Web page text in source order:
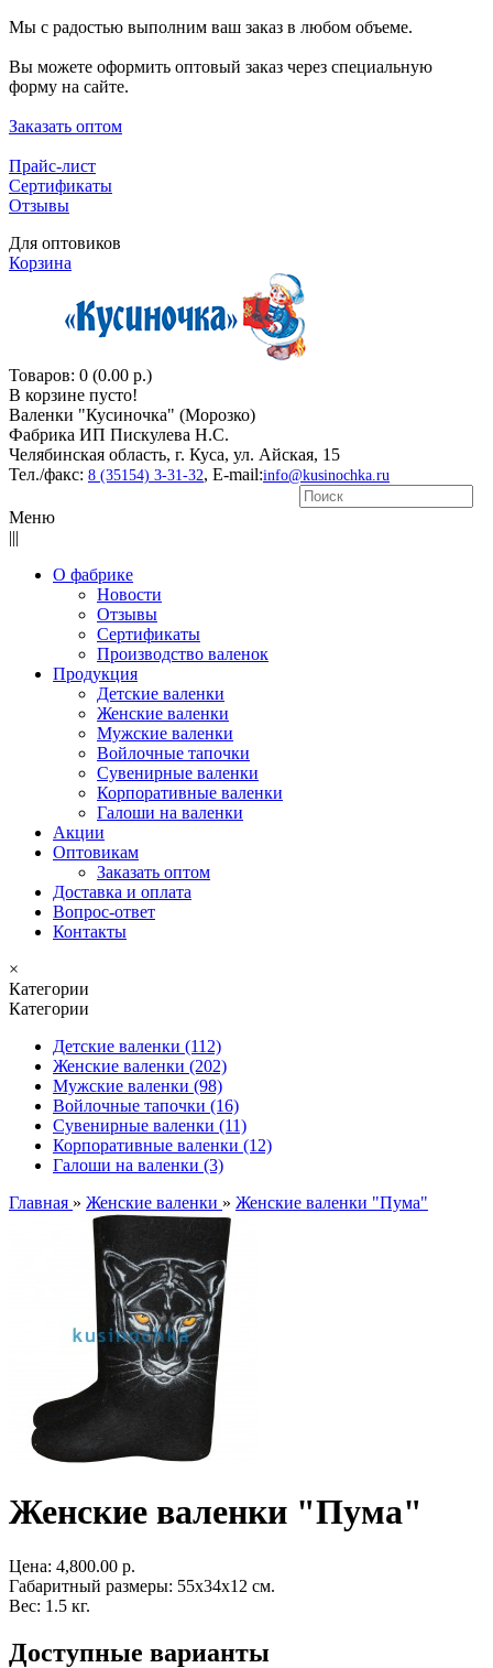
Мы с радостью выполним ваш заказ в любом объеме.
Вы можете оформить оптовый заказ через специальную
форму на сайте.
Заказать оптом
Прайс-лист
Сертификаты
Отзывы
Для оптовиков
Корзина
Товаров: 0 (0.00 р.)
В корзине пусто!
Валенки "Кусиночкa" (Морозко)
Фабрика ИП Пискулева Н.С.
Челябинская область, г. Куса, ул. Айская, 15
Тел./факс: 8 (35154) 3-31-32, E-mail:info@kusinochka.ru
Меню
|||
О фабрике
Новости
Отзывы
Сертификаты
Производство валенок
Продукция
Детские валенки
Женские валенки
Мужские валенки
Войлочные тапочки
Сувенирные валенки
Корпоративные валенки
Галоши на валенки
Акции
Оптовикам
Заказать оптом
Доставка и оплата
Вопрос-ответ
Контакты
×
Категории
Категории
Детские валенки (112)
Женские валенки (202)
Мужские валенки (98)
Войлочные тапочки (16)
Сувенирные валенки (11)
Корпоративные валенки (12)
Галоши на валенки (3)
Главная » Женские валенки » Женские валенки "Пума"
Женские валенки "Пума"
Цена: 4,800.00 р.
Габаритный размеры: 55x34x12 см.
Вес: 1.5 кг.
Доступные варианты